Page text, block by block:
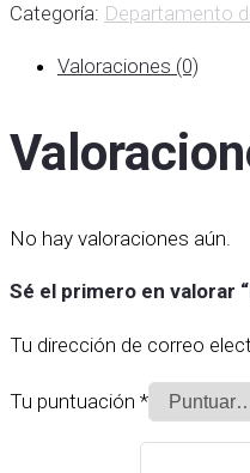
Categoría: Departamento
Valoraciones (0)
No hay valoraciones aún.
Sé el primero en valorar
Tu dirección de correo
Tu puntuación *